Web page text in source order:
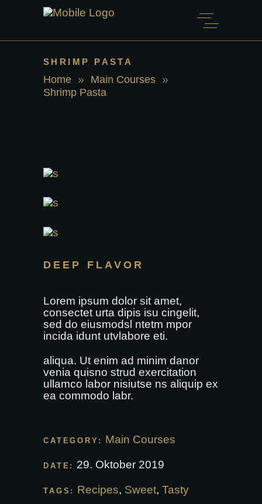
SHRIMP PASTA
Home
Main Courses
Shrimp Pasta
DEEP FLAVOR
Lorem ipsum dolor sit amet,
consectet urta dipis isu cingelit,
sed do eiusmodsl ntetm mpor
incida idunt utvlabore eti.
aliqua. Ut enim ad minim danor
venia quisno strud exercitation
ullamco labor nisiutse ns aliquip ex
ea commodo labr.
CATEGORY: Main Courses
DATE: 29. Oktober 2019
TAGS: Recipes, Sweet,Tasty